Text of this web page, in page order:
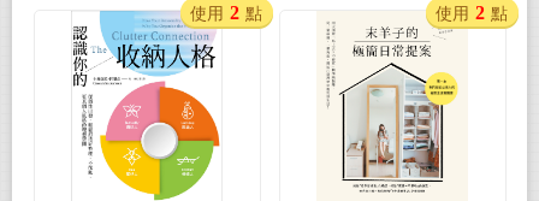
使用 2 點 使用 2 點